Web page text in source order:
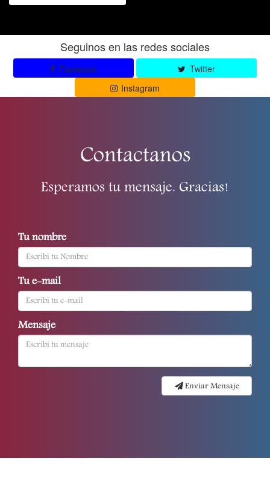
Seguinos en las redes sociales
Facebook
Twitter
Instagram
Contactanos
Esperamos tu mensaje. Gracias!
Tu nombre
Tu e-mail
Mensaje
Enviar Mensaje